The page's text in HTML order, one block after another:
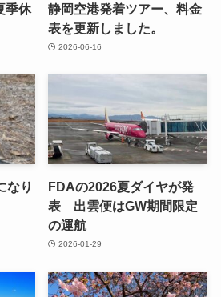
季休
静岡空港発着ツアー、料金
表を更新しました。
2026-06-16
なり
FDAの2026夏ダイヤが発
表 出雲便はGW期間限定
の運航
2026-01-29